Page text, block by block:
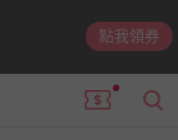
點我領券